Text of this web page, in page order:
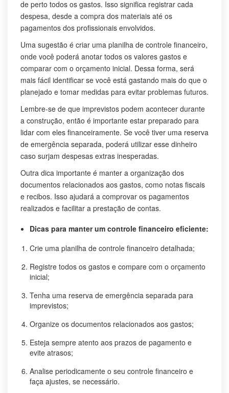
de perto todos os gastos. Isso significa registrar cada
despesa, desde a compra dos materiais até os
pagamentos dos profissionais envolvidos.
Uma sugestão é criar uma planilha de controle financeiro,
onde você poderá anotar todos os valores gastos e
comparar com o orçamento inicial. Dessa forma, será
mais fácil identificar se você está gastando mais do que o
planejado e tomar medidas para evitar problemas futuros.
Lembre-se de que imprevistos podem acontecer durante
a construção, então é importante estar preparado para
lidar com eles financeiramente. Se você tiver uma reserva
de emergência separada, poderá utilizar esse dinheiro
caso surjam despesas extras inesperadas.
Outra dica importante é manter a organização dos
documentos relacionados aos gastos, como notas fiscais
e recibos. Isso ajudará a comprovar os pagamentos
realizados e facilitar a prestação de contas.
Dicas para manter um controle financeiro eficiente:
Crie uma planilha de controle financeiro detalhada;
Registre todos os gastos e compare com o orçamento
inicial;
Tenha uma reserva de emergência separada para
imprevistos;
Organize os documentos relacionados aos gastos;
Esteja sempre atento aos prazos de pagamento e
evite atrasos;
Analise periodicamente o seu controle financeiro e
faça ajustes, se necessário.